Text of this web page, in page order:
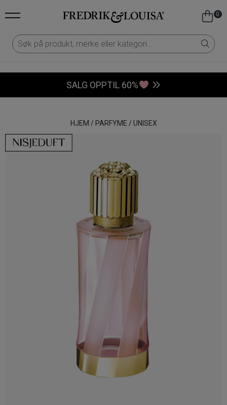
0
SALG OPPTIL 60%
HJEM / PARFYME / UNISEX